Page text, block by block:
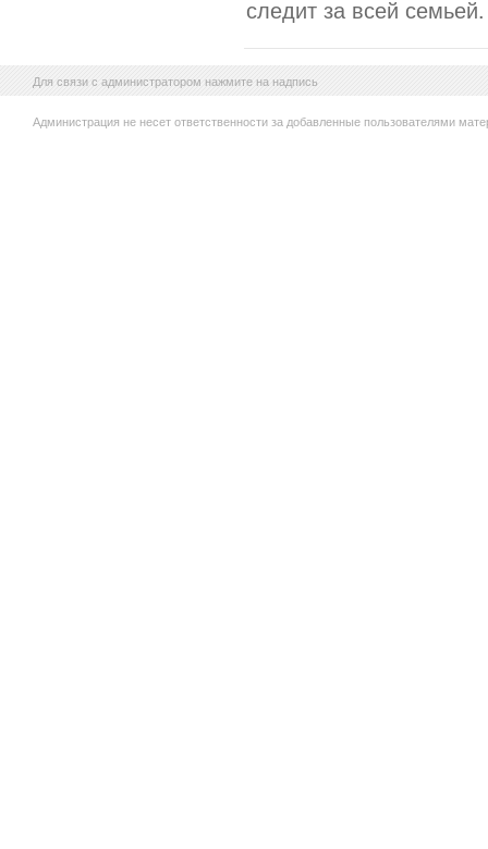
следит за всей семьей.
Для связи с администратором нажмите на надпись
Администрация не несет ответственности за добавленные пользователями